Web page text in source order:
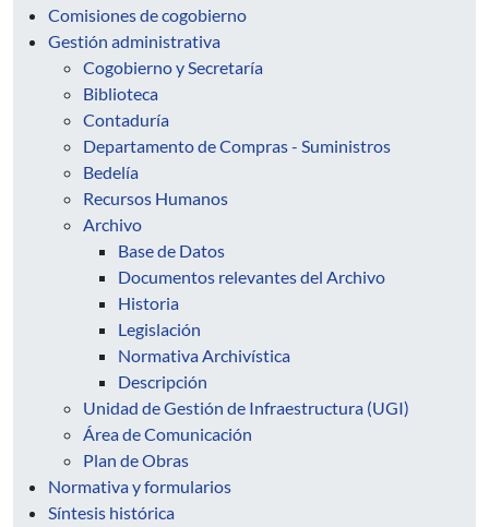
Comisiones de cogobierno
Gestión administrativa
Cogobierno y Secretaría
Biblioteca
Contaduría
Departamento de Compras - Suministros
Bedelía
Recursos Humanos
Archivo
Base de Datos
Documentos relevantes del Archivo
Historia
Legislación
Normativa Archivística
Descripción
Unidad de Gestión de Infraestructura (UGI)
Área de Comunicación
Plan de Obras
Normativa y formularios
Síntesis histórica